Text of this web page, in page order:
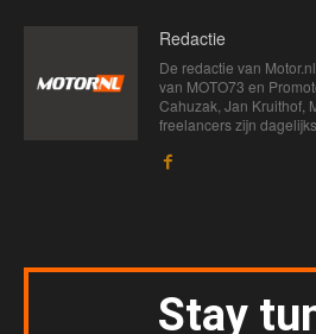
Redactie
De redactie van
van MOTO73 en
Cahuzak, Jan Kruithof,
freelancers zijn
Stay